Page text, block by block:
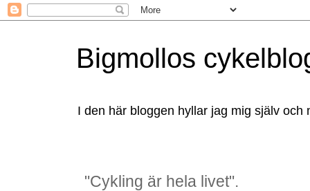
Bigmollos
I den här bloggen hyllar jag mig själv
"Cykling är hela livet".